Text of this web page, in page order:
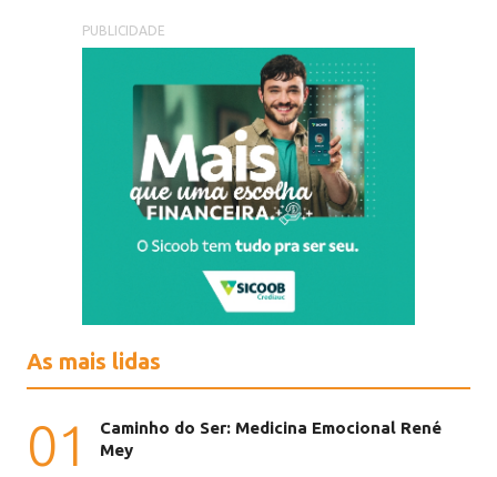
PUBLICIDADE
As mais lidas
01
Caminho do Ser: Medicina Emocional René
Mey